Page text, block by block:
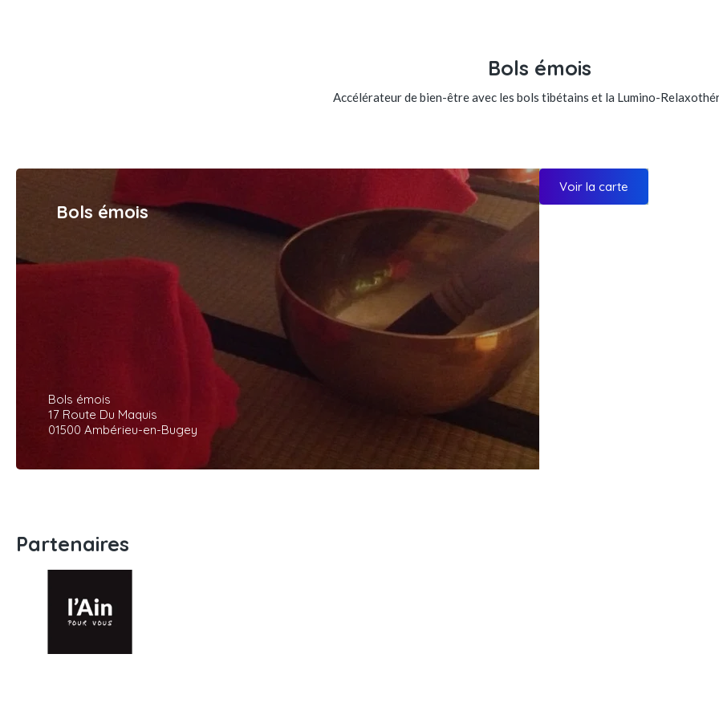
Bols émois
Accélérateur de bien-être avec les bols tibétains et la Lumino-
Bols émois
Bols émois
17 Route Du Maquis
01500 Ambérieu-en-Bugey
Voir la carte
Partenaires